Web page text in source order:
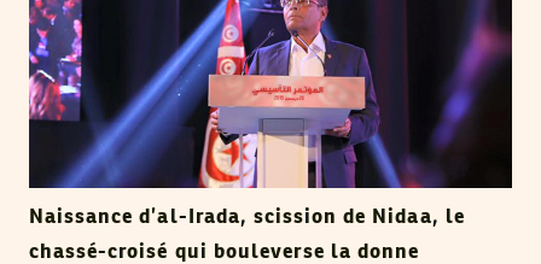
Naissance d’al-Irada, scission de Nidaa, le
chassé-croisé qui bouleverse la donne